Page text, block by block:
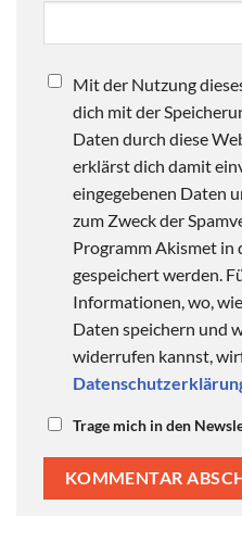
Mit der Nutzung
dich mit der
Daten durch diese
erklärst dich damit
eingegebenen Daten
zum Zweck der
Programm Akismet in
gespeichert werden.
Informationen, wo,
Daten speichern und
widerrufen kannst,
Trage mich in den